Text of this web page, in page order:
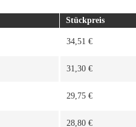
Stückpreis
34,51 €
31,30 €
29,75 €
28,80 €